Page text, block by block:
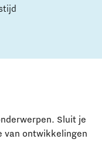
Sluit je
van ontwikkelingen